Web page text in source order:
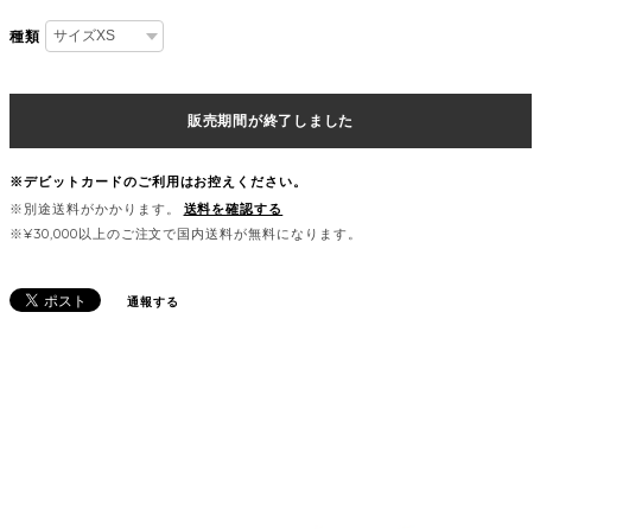
種類
販売期間が終了しました
※デビットカードのご利用はお控えください。
※別途送料がかかります。
送料を確認する
※¥30,000以上のご注文で国内送料が無料になります。
通報する